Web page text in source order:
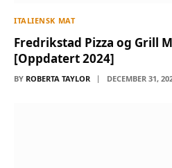
ITALIENSK MAT
Fredrikstad Pizza og Grill
[Oppdatert 2024]
BY ROBERTA TAYLOR DECEMBER 31,